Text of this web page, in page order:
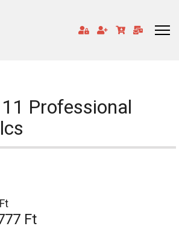
Professional
Ft